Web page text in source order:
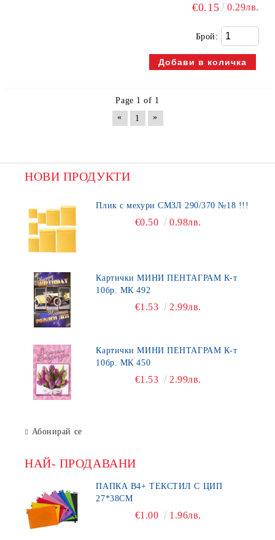
€0.15 0.29лв.
Брой:
Page 1 of 1
«
1 »
НОВИ ПРОДУКТИ
Плик с мехури СМЗЛ 290/370 №18 !!!
€0.50 0.98лв.
Картички МИНИ ПЕНТАГРАМ К-т
10бр. МК 492
€1.53 2.99лв.
Картички МИНИ ПЕНТАГРАМ К-т
10бр. МК 450
€1.53 2.99лв.
Абонирай се
НАЙ- ПРОДАВАНИ
ПАПКА В4+ ТЕКСТИЛ С ЦИП
27*38СМ
€1.00 1.96лв.